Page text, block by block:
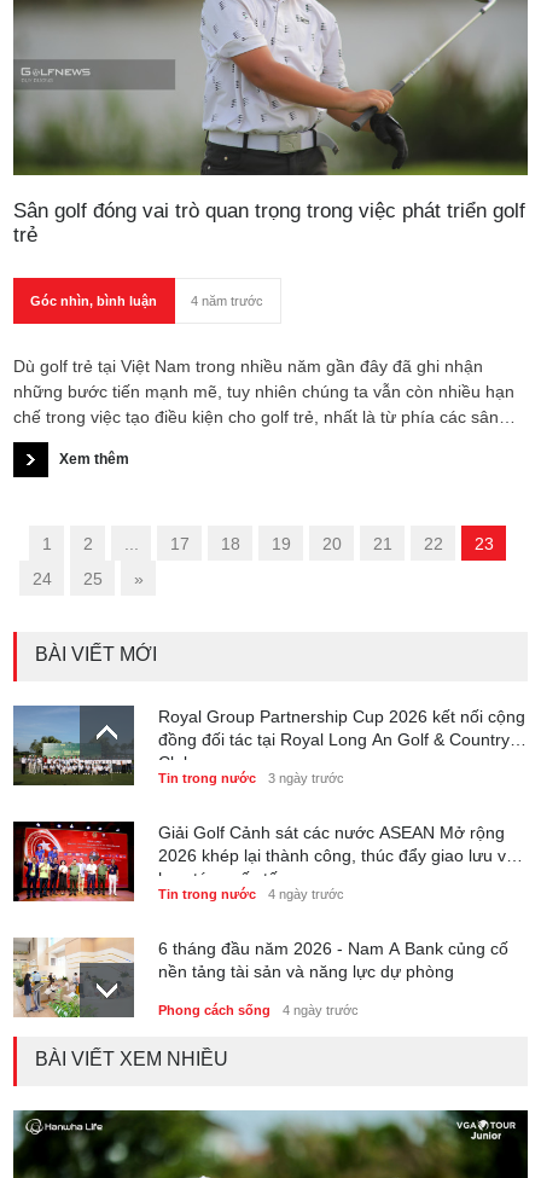
Sân golf đóng vai trò quan trọng trong việc phát triển golf
trẻ
Góc nhìn, bình luận 4 năm trước
Dù golf trẻ tại Việt Nam trong nhiều năm gần đây đã ghi nhận
những bước tiến mạnh mẽ, tuy nhiên chúng ta vẫn còn nhiều hạn
chế trong việc tạo điều kiện cho golf trẻ, nhất là từ phía các sân
golf.
Xem thêm
1 2 17 18 19 20 21 22
23
24
25 »
BÀI VIẾT MỚI
Royal Group Partnership Cup 2026 kết nối cộng
đồng đối tác tại Royal Long An Golf & Country
Club
Tin trong nước 3 ngày trước
Giải Golf Cảnh sát các nước ASEAN Mở rộng
2026 khép lại thành công, thúc đẩy giao lưu và
hợp tác quốc tế
Tin trong nước 4 ngày trước
6 tháng đầu năm 2026 - Nam A Bank củng cố
nền tảng tài sản và năng lực dự phòng
Phong cách sống 4 ngày trước
Thành lập Trung tâm Giải mã lượng tử Quang
Phong cách sống 4 ngày trước
BÀI VIẾT XEM NHIỀU